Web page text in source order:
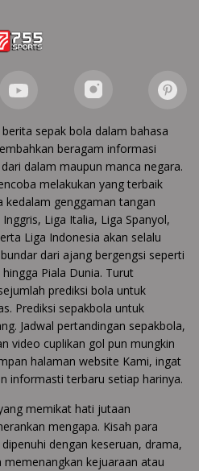
sepak bola dalam bahasa
beragam informasi
dalam maupun manca negara.
melakukan yang terbaik
kedalam genggaman tangan
Liga Italia, Liga Spanyol,
Liga Indonesia akan selalu
dari ajang bergengsi seperti
Piala Dunia. Turut
prediksi bola untuk
Prediksi sepakbola untuk
Jadwal pertandingan sepakbola,
video cuplikan gol pun mungkin
halaman website Kami, ingat
informasti terbaru setiap harinya.
memikat hati jutaan
mengapa. Kisah para
dengan keseruan, drama,
memenangkan kejuaraan atau